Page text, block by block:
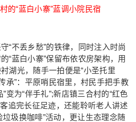
的“蓝白小寨”蓝调小院民宿
不丢乡愁”的铁律，同时注入时尚
“蓝白小寨”保留布依农房架构，用
湖光，随手一拍便是“小圣托里
承”：平原哨民宿里，村民手把手教
变为“伴手礼”;新店镇三合村的“红色
追完长征足迹，还能聆听老人讲述
垃圾换咖啡”活动，更让生态理念随